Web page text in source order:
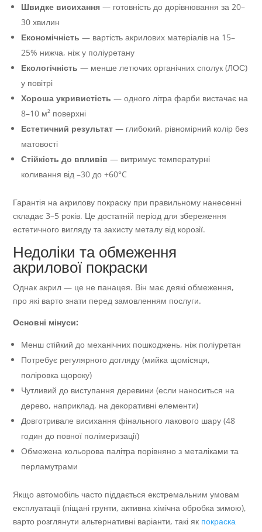
Швидке висихання — готовність до дорівнювання за 20–
30 хвилин
Економічність — вартість акрилових матеріалів на 15–
25% нижча, ніж у поліуретану
Екологічність — менше летючих органічних сполук (ЛОС)
у повітрі
Хороша укривистість — одного літра фарби вистачає на
8–10 м² поверхні
Естетичний результат — глибокий, рівномірний колір без
матовості
Стійкість до впливів — витримує температурні
коливання від –30 до +60°C
Гарантія на акрилову покраску при правильному нанесенні
складає 3–5 років. Це достатній період для збереження
естетичного вигляду та захисту металу від корозії.
Недоліки та обмеження
акрилової покраски
Однак акрил — це не панацея. Він має деякі обмеження,
про які варто знати перед замовленням послуги.
Основні мінуси:
Менш стійкий до механічних пошкоджень, ніж поліуретан
Потребує регулярного догляду (мийка щомісяця,
поліровка щороку)
Чутливий до виступання деревини (если наноситься на
дерево, наприклад, на декоративні елементи)
Довготривале висихання фінального лакового шару (48
годин до повної полімеризації)
Обмежена кольорова палітра порівняно з металіками та
перламутрами
Якщо автомобіль часто піддається екстремальним умовам
експлуатації (піщані грунти, активна хімічна обробка зимою),
варто розглянути альтернативні варіанти, такі як покраска